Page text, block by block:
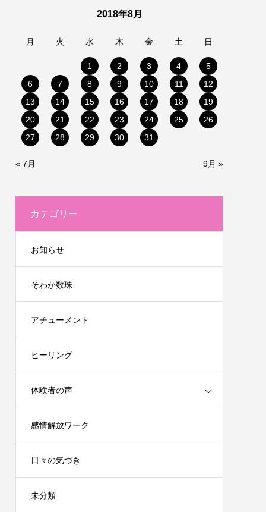
2018年8月
月 火 水 木 金 土 日
1 2 3 4
5
6
7 8 9 10 11
12
13
14 15 16 17 18
19
20
21 22 23 24 25
26
27
28 29 30 31
« 7月 9月 »
カテゴリー
お知らせ
そわか数珠
アチューメント
ヒーリング
体験者の声
感情解放ワーク
日々の気づき
未分類